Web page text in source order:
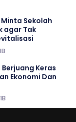
Sekolah
agar Tak
Berjuang Keras
Ekonomi Dan